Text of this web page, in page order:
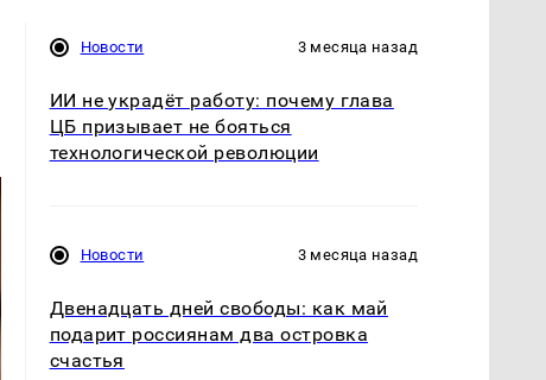
Новости 3 месяца назад
ИИ не украдёт работу: почему глава
ЦБ призывает не бояться
технологической революции
Новости 3 месяца назад
Двенадцать дней свободы: как май
подарит россиянам два островка
счастья